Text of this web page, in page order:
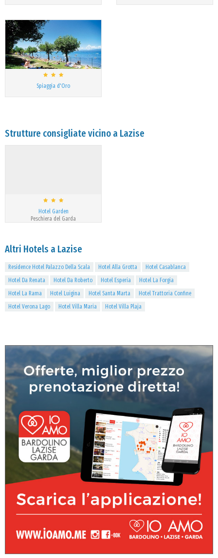
Spiaggia d'Oro
Strutture consigliate vicino a Lazise
Hotel Garden
Peschiera del Garda
Altri Hotels a Lazise
Residence Hotel Palazzo Della Scala Hotel Alla Grotta
Hotel Casablanca
Hotel Da Renata
Hotel Da Roberto Hotel Esperia
Hotel La Forgia
Hotel La Rama
Hotel Luigina Hotel Santa Marta
Hotel Trattoria Confine
Hotel Verona Lago
Hotel Villa Maria Hotel Villa Plaja